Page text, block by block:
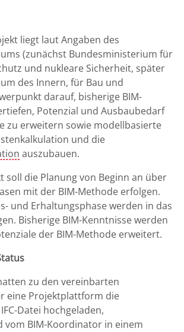
liegt laut Angaben des
(zunächst Bundesministerium für
und nukleare Sicherheit, später
des Innern, für Bau und
darauf, bisherige BIM-
Potenzial und Ausbaubedarf
zu erweitern sowie modellbasierte
und die
auszubauen.
soll die Planung von Beginn an über
mit der BIM-Methode erfolgen.
und Erhaltungsphase werden in das
Bisherige BIM-Kenntnisse werden
der BIM-Methode erweitert.
zu den vereinbarten
eine Projektplattform die
Datei hochgeladen,
vom BIM-Koordinator in einem